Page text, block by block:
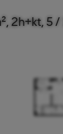
2h+kt, 5